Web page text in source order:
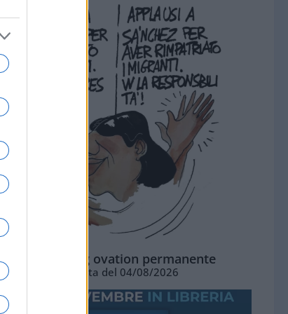
La standing ovation permanente
Vignetta del 04/08/2026